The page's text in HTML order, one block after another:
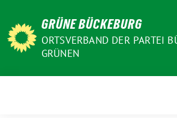
zum
Inhalt
GRÜNE BÜCKEBURG
ORTSVERBAND DER PARTEI
GRÜNEN